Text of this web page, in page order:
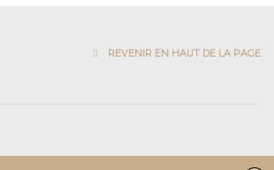
REVENIR EN HAUT DE LA PAGE